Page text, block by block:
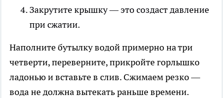
Закрутите крышку — это создаст давление
при сжатии.
Наполните бутылку водой примерно на три
четверти, переверните, прикройте горлышко
ладонью и вставьте в слив. Сжимаем резко —
вода не должна вытекать раньше времени.